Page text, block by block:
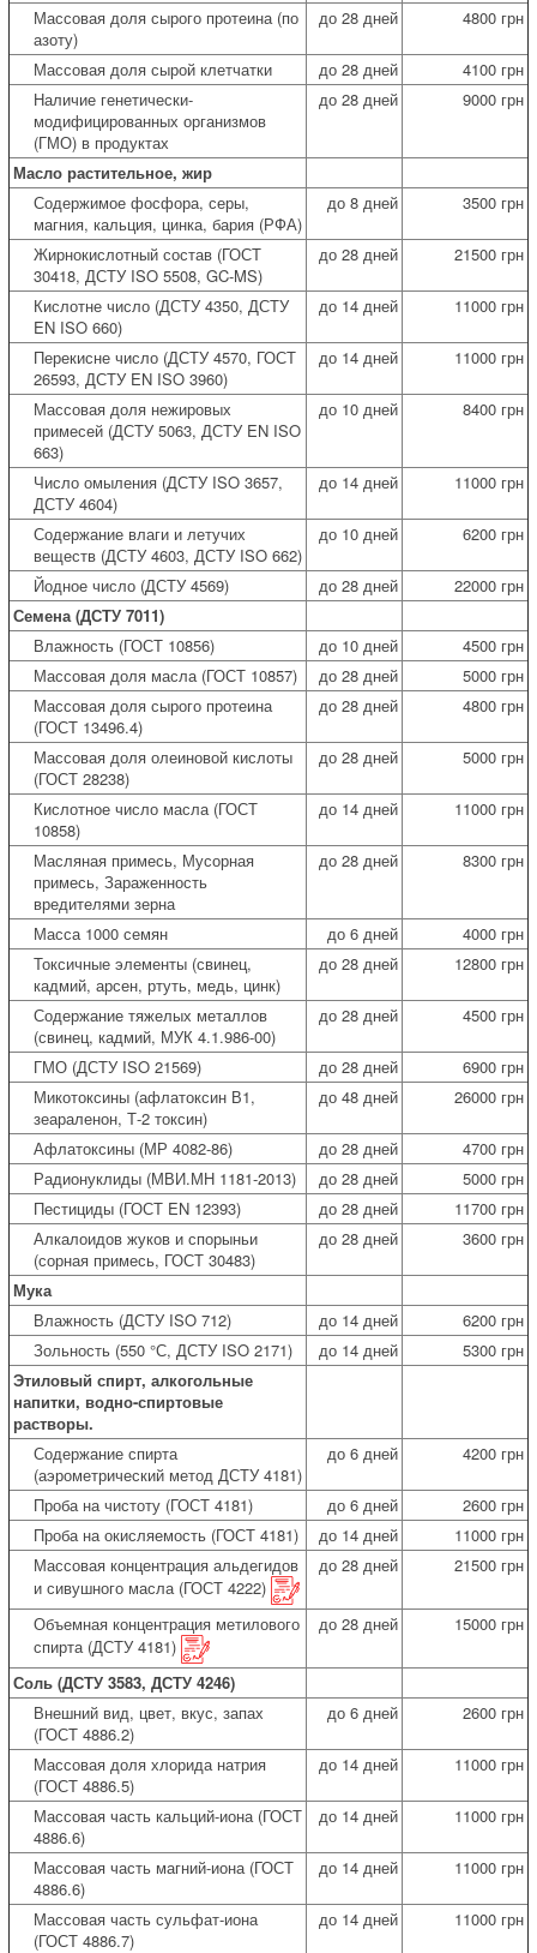
Массовая доля сырого протеина (по
азоту)
до 28 дней 4800 грн
Массовая доля сырой клетчатки до 28 дней
4100 грн
Наличие генетически-
модифицированных организмов
(ГМО) в продуктах
до 28 дней 9000 грн
Масло растительное, жир
Содержимое фосфора, серы,
магния, кальция, цинка, бария (РФА)
до 8 дней 3500 грн
Жирнокислотный состав (ГОСТ
30418, ДСТУ ISO 5508, GC-MS)
до 28 дней 21500 грн
Кислотне число (ДСТУ 4350, ДСТУ
EN ISO 660)
до 14 дней 11000 грн
Перекисне число (ДСТУ 4570, ГОСТ
26593, ДСТУ EN ISO 3960)
до 14 дней 11000 грн
Массовая доля нежировых
примесей (ДСТУ 5063, ДСТУ EN ISO
663)
до 10 дней 8400 грн
Число омыления (ДСТУ ISO 3657,
ДСТУ 4604)
до 14 дней 11000 грн
Содержание влаги и летучих
веществ (ДСТУ 4603, ДСТУ ISO 662)
до 10 дней 6200 грн
Йодное число (ДСТУ 4569) до 28 дней
22000 грн
Семена (ДСТУ 7011)
Влажность (ГОСТ 10856)
до 10 дней
4500 грн
Массовая доля масла (ГОСТ 10857)
до 28 дней
5000 грн
Массовая доля сырого протеина
(ГОСТ 13496.4)
до 28 дней 4800 грн
Массовая доля олеиновой кислоты
(ГОСТ 28238)
до 28 дней 5000 грн
Кислотное число масла (ГОСТ
10858)
до 14 дней 11000 грн
Масляная примесь, Мусорная
примесь, Зараженность
вредителями зерна
до 28 дней 8300 грн
Масса 1000 семян до 6 дней
4000 грн
Токсичные элементы (свинец,
кадмий, арсен, ртуть, медь, цинк)
до 28 дней 12800 грн
Содержание тяжелых металлов
(свинец, кадмий, МУК 4.1.986-00)
до 28 дней 4500 грн
ГМО (ДСТУ ISO 21569) до 28 дней
6900 грн
Микотоксины (афлатоксин В1,
зеараленон, Т-2 токсин)
до 48 дней 26000 грн
Афлатоксины (МР 4082-86) до 28 дней
4700 грн
Радионуклиды (МВИ.МН 1181-2013)
до 28 дней
5000 грн
Пестициды (ГОСТ EN 12393)
до 28 дней
11700 грн
Алкалоидов жуков и спорыньи
(сорная примесь, ГОСТ 30483)
до 28 дней 3600 грн
Мука
Влажность (ДСТУ ISO 712)
до 14 дней
6200 грн
Зольность (550 °С, ДСТУ ISO 2171)
до 14 дней
5300 грн
Этиловый спирт, алкогольные
напитки, водно-спиртовые
растворы.
Содержание спирта
(аэрометрический метод ДСТУ 4181)
до 6 дней 4200 грн
Проба на чистоту (ГОСТ 4181) до 6 дней
2600 грн
Проба на окисляемость (ГОСТ 4181)
до 14 дней
11000 грн
Массовая концентрация альдегидов
и сивушного масла (ГОСТ 4222)
до 28 дней 21500 грн
Объемная концентрация метилового
спирта (ДСТУ 4181)
до 28 дней 15000 грн
Соль (ДСТУ 3583, ДСТУ 4246)
Внешний вид, цвет, вкус, запах
(ГОСТ 4886.2)
до 6 дней 2600 грн
Массовая доля хлорида натрия
(ГОСТ 4886.5)
до 14 дней 11000 грн
Массовая часть кальций-иона (ГОСТ
4886.6)
до 14 дней 11000 грн
Массовая часть магний-иона (ГОСТ
4886.6)
до 14 дней 11000 грн
Массовая часть сульфат-иона
(ГОСТ 4886.7)
до 14 дней 11000 грн